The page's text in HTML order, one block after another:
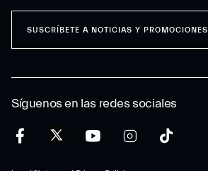
Síguenos en las redes sociales
SUSCRÍBETE A NOTICIAS Y PROMOCIONES